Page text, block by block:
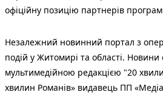
офіційну позицію партнерів
Незалежний новинний портал з
подій у Житомирі та області.
мультимедійною редакцією "20
хвилин Романів» видавець ПП